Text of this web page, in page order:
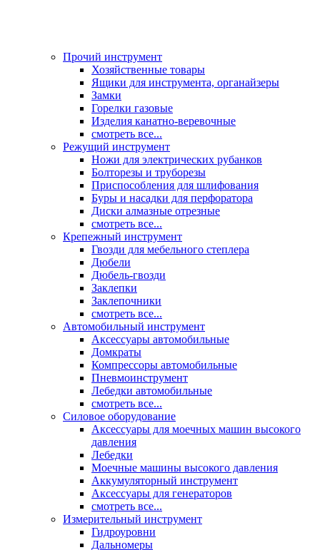
Прочий инструмент
Хозяйственные товары
Ящики для инструмента, органайзеры
Замки
Горелки газовые
Изделия канатно-веревочные
смотреть все...
Режущий инструмент
Ножи для электрических рубанков
Болторезы и труборезы
Приспособления для шлифования
Буры и насадки для перфоратора
Диски алмазные отрезные
смотреть все...
Крепежный инструмент
Гвозди для мебельного степлера
Дюбели
Дюбель-гвозди
Заклепки
Заклепочники
смотреть все...
Автомобильный инструмент
Аксессуары автомобильные
Домкраты
Компрессоры автомобильные
Пневмоинструмент
Лебедки автомобильные
смотреть все...
Силовое оборудование
Аксессуары для моечных машин высокого
давления
Лебедки
Моечные машины высокого давления
Аккумуляторный инструмент
Аксессуары для генераторов
смотреть все...
Измерительный инструмент
Гидроуровни
Дальномеры